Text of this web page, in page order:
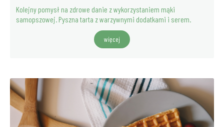
Kolejny pomysł na zdrowe danie z wykorzystaniem mąki
samopszowej. Pyszna tarta z warzywnymi dodatkami i serem.
więcej